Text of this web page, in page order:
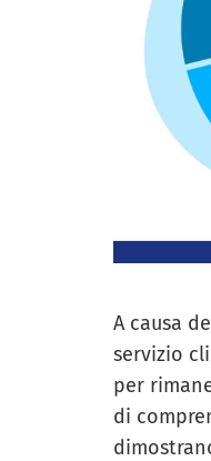
A causa
servizio
per
di